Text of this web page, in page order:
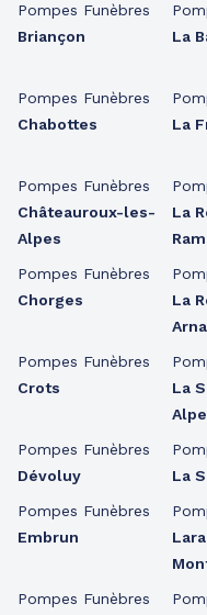
Pompes Funèbres
Briançon
Pompes Funèbres
Chabottes
Pompes Funèbres
Châteauroux-les-
Alpes
Pompes Funèbres
Chorges
Pompes Funèbres
Crots
Pompes Funèbres
Dévoluy
Pompes Funèbres
Embrun
Pompes Funèbres
La
La
La
La
La
La